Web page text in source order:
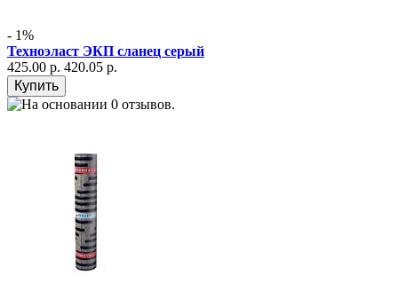
- 1%
Техноэласт ЭКП сланец серый
425.00 р. 420.05 р.